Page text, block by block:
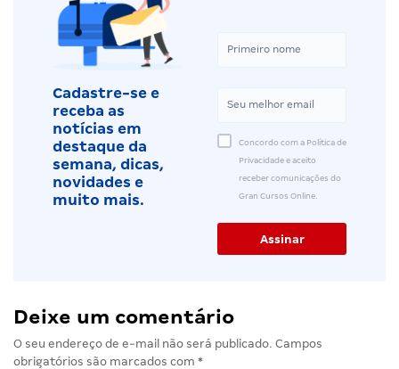
Cadastre-se e
receba as
notícias em
destaque da
semana, dicas,
novidades e
muito mais.
Concordo com a Política de
Privacidade e aceito
receber comunicações do
Gran Cursos Online.
Deixe um comentário
O seu endereço de e-mail não será publicado. Campos
obrigatórios são marcados com *